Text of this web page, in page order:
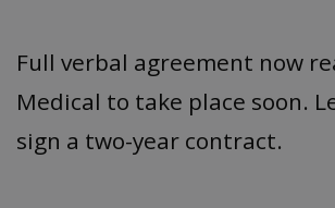
Full verbal agreement now
Medical to take place soon.
sign a two-year contract.